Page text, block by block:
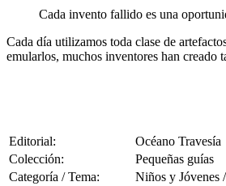
Cada invento fallido es una
Cada día utilizamos toda clase de
emularlos, muchos inventores han creado
Editorial:
Océano Travesía
Colección:
Pequeñas guías
Categoría / Tema:
Niños y Jóvenes